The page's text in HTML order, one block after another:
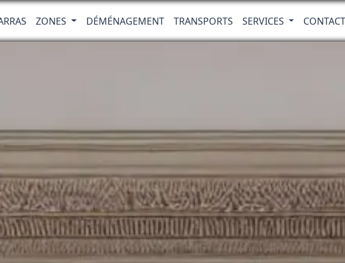
ZONES DÉMÉNAGEMENT TRANSPORTS SERVICES